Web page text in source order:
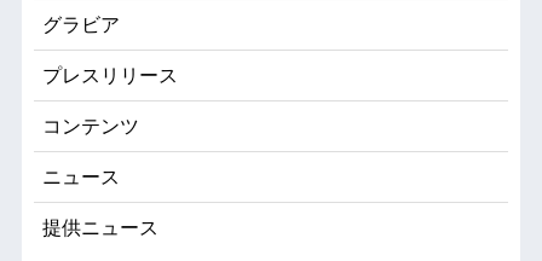
グラビア
プレスリリース
コンテンツ
ニュース
提供ニュース